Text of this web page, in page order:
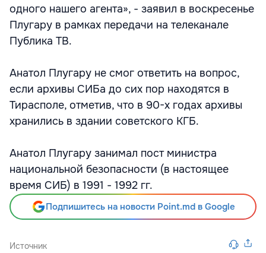
одного нашего агента», - заявил в воскресенье
Плугару в рамках передачи на телеканале
Публика ТВ.
Анатол Плугару не смог ответить на вопрос,
если архивы СИБа до сих пор находятся в
Тирасполе, отметив, что в 90-х годах архивы
хранились в здании советского КГБ.
Анатол Плугару занимал пост министра
национальной безопасности (в настоящее
время СИБ) в 1991 - 1992 гг.
Подпишитесь на новости Point.md в Google
Источник